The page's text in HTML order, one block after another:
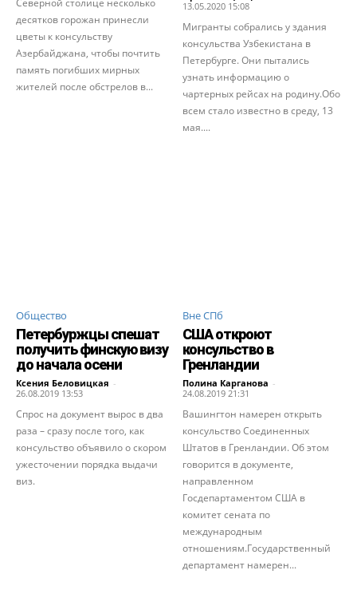
десятков горожан принесли
цветы к консульству
Азербайджана, чтобы почтить
память погибших мирных
жителей после обстрелов в...
13.05.2020 15:08
Мигранты собрались у здания
консульства Узбекистана в
Петербурге. Они пытались
узнать информацию о
чартерных рейсах на родину.Обо
всем стало известно в среду, 13
мая....
Общество
Петербуржцы спешат
получить финскую визу
до начала осени
Ксения Беловицкая -
26.08.2019 13:53
Спрос на документ вырос в два
раза – сразу после того, как
консульство объявило о скором
ужесточении порядка выдачи
виз.
Вне СПб
США откроют
консульство в
Гренландии
Полина Карганова -
24.08.2019 21:31
Вашингтон намерен открыть
консульство Соединенных
Штатов в Гренландии. Об этом
говорится в документе,
направленном
Госдепартаментом США в
комитет сената по
международным
отношениям.Государственный
департамент намерен...